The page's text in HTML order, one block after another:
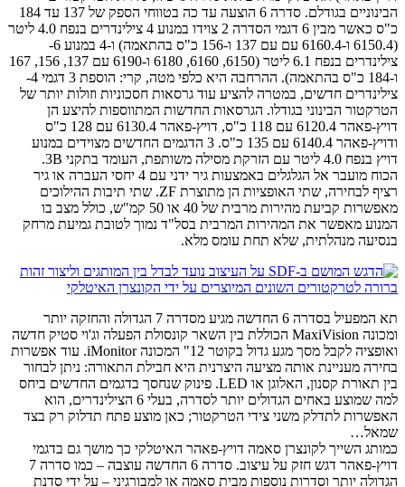
הבינוניים בגודלם. סדרה 6 הוצעה עד כה בטווחי הספק של 137 עד 184
כ"ס כאשר מבין 6 דגמי הסדרה 2 צוידו במנוע 4 צילינדרים בנפח 4.0 ליטר
(6150.4 ו-6160.4 עם עם 137 ו-156 כ"ס בהתאמה) ו-4 במנוע 6-
צילינדרים בנפח 6.1 ליטר (6150, 6160, 6180 ו-6190 עם 137, 156, 167
ו-184 כ"ס בהתאמה). ההרחבה היא כלפי מטה, קרי: הוספת 3 דגמי 4-
צילינדרים חדשים, במטרה להציע עוד גרסאות חסכוניות וזולות יותר של
הטרקטור הבינוני בגודלו. הגרסאות החדשות המתווספות להיצע הן
דויץ-פאהר 6120.4 עם 118 כ"ס, דויץ-פאהר 6130.4 עם 128 כ"ס
ודויץ-פאהר 6140.4 עם 135 כ"ס. 3 הדגמים החדשים מצוידים במנוע
דויץ בנפח 4.0 ליטר עם הזרקת מסילה משותפת, העומד בתקני 3B.
הכוח מועבר אל הגלגלים באמצעות גיר ידני עם 4 יחסי העברה או גיר
רציף לבחירה, שתי האופציות הן מתוצרת ZF. שתי תיבות ההילוכים
מאפשרות קביעת מהירות מרבית של 40 או 50 קמ"ש, כולל מצב בו
המנוע מאפשר את המהירות המרבית בסל"ד נמוך לטובת גמיעת מרחק
בנסיעה מנהלתית, שלא תחת עומס מלא.
תא המפעיל בסדרה 6 החדשה מגיע מסדרה 7 הגדולה והחזקה יותר
ומכונה MaxiVision הכוללת בין השאר קונסולת הפעלה וג'וי סטיק חדשה
ואופציה לקבל מסך מגע גדול בקוטר 12" המכונה iMonitor. עוד אפשרות
בחירה מעניינת אותה מציעה היצרנית היא חבילת התאורה: ניתן לבחור
בין תאורת קסנון, האלוגן או LED. פינוק שנחסך בדגמים החדשים ביחס
למה שמוצע באחים הגדולים יותר לסדרה, בעלי 6 הצילינדרים, הוא
האפשרות לתדלק משני צידי הטרקטור; כאן מוצע פתח תדלוק רק בצד
שמאל…
כמותג השייך לקונצרן סאמה דויץ-פאהר האיטלקי כך מושך גם בדגמי
דויץ-פאהר דגש חזק על עיצוב. סדרה 6 החדשה עוצבה – כמו סדרה 7
הגדולה יותר וסדרות נוספות מבית סאמה או למבורגיני – על ידי סדנת